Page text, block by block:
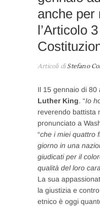
anche per
l’Articolo
Articoli diStefano
Il 15 gennaio di 80
Luther King. “Io
reverendo battista
pronunciato a
“che i miei quattro
giorno in una
giudicati per il
qualità del loro
La sua
la giustizia e
etnico è oggi